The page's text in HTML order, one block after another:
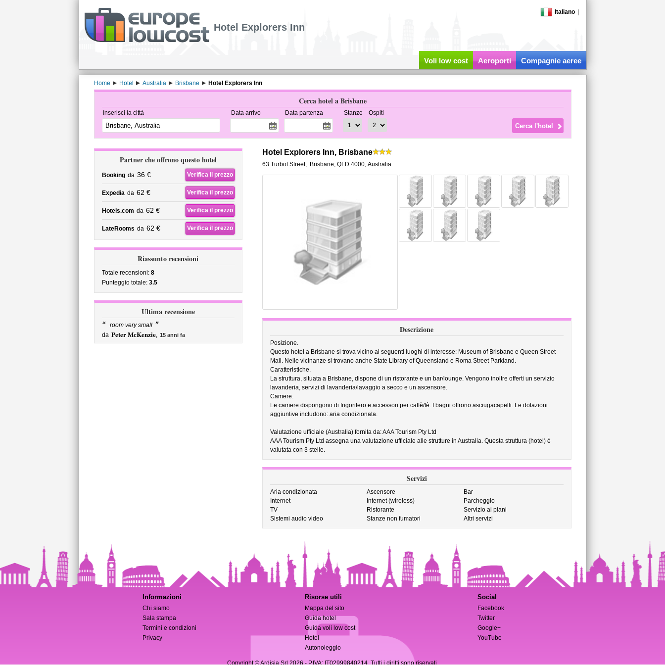
Italiano
Hotel Explorers Inn
Voli low cost Aeroporti Compagnie aeree
Home Hotel Australia Brisbane Hotel Explorers Inn
Cerca hotel a Brisbane
Inserisci la città Data arrivo Data partenza Stanze Ospiti
Partner che offrono questo hotel
Booking da 36 € Verifica il prezzo
Expedia da 62 € Verifica il prezzo
Hotels.com da 62 € Verifica il prezzo
LateRooms da 62 € Verifica il prezzo
Riassunto recensioni
Totale recensioni: 8
Punteggio totale: 3.5
Ultima recensione
“ room very small ”
da Peter McKenzie, 15 anni fa
Hotel Explorers Inn, Brisbane
63 Turbot Street, Brisbane, QLD 4000, Australia
Descrizione
Posizione.
Questo hotel a Brisbane si trova vicino ai seguenti luoghi di interesse: Museum of Brisbane e Queen Street
Mall. Nelle vicinanze si trovano anche State Library of Queensland e Roma Street Parkland.
Caratteristiche.
La struttura, situata a Brisbane, dispone di un ristorante e un bar/lounge. Vengono inoltre offerti un servizio
lavanderia, servizi di lavanderia/lavaggio a secco e un ascensore.
Camere.
Le camere dispongono di frigorifero e accessori per caffè/tè. I bagni offrono asciugacapelli. Le dotazioni
aggiuntive includono: aria condizionata.
Valutazione ufficiale (Australia) fornita da: AAA Tourism Pty Ltd
AAA Tourism Pty Ltd assegna una valutazione ufficiale alle strutture in Australia. Questa struttura (hotel) è
valutata con 3 stelle.
Servizi
Aria condizionata Ascensore
Bar
Internet
Internet (wireless)
Parcheggio
TV
Ristorante
Servizio ai piani
Sistemi audio video
Stanze non fumatori Altri servizi
Informazioni
Chi siamo
Sala stampa
Termini e condizioni
Privacy
Risorse utili
Mappa del sito
Guida hotel
Guida voli low cost
Hotel
Autonoleggio
Social
Facebook
Twitter
Google+
YouTube
Copyright © Ardisia Srl 2026- P.IVA: IT02999840214. Tutti i diritti sono riservati.